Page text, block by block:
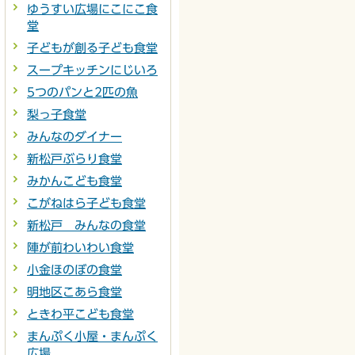
ゆうすい広場にこにこ食
堂
子どもが創る子ども食堂
スープキッチンにじいろ
5つのパンと2匹の魚
梨っ子食堂
みんなのダイナー
新松戸ぶらり食堂
みかんこども食堂
こがねはら子ども食堂
新松戸 みんなの食堂
陣が前わいわい食堂
小金ほのぼの食堂
明地区こあら食堂
ときわ平こども食堂
まんぷく小屋・まんぷく